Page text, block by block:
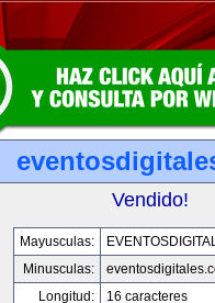
Vendido!
Mayusculas:
Minusculas:
Longitud:
16 caracteres